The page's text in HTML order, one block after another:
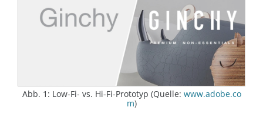
Abb. 1: Low-Fi- vs. Hi-Fi-Prototyp (Quelle: www.adobe.co
m)